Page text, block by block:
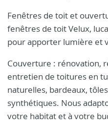
Fenêtres de toit et
fenêtres de toit Velux,
pour apporter lumière et
Couverture : rénovation,
entretien de toitures en
naturelles, bardeaux,
synthétiques. Nous
votre habitat et à votre